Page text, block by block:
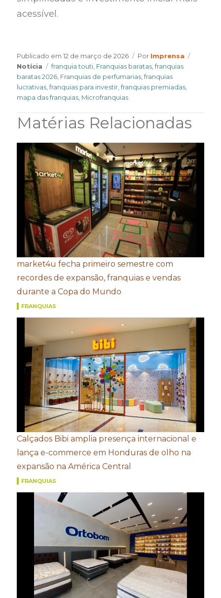
acessível.
Publicado em12 de março de 2026 Por Author
Imprensa
Notícia
Tags
franquia touti, Franquias baratas,franquias
baratas 2026, Franquias de perfumarias,franquias
lucrativas,franquias para investir,franquias premiadas,
mapa das franquias, Microfranquias
Matérias Relacionadas
market4u fecha primeiro semestre com
recordes de expansão, franquias e vendas
durante a Copa do Mundo
FRANQUIAS
Calçados Bibi amplia presença internacional e
lança e-commerce em Honduras de olho na
expansão na América Central
FRANQUIAS